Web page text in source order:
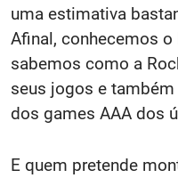
uma estimativa
Afinal, conhecemos o
sabemos como a
seus jogos e
dos games AAA dos
E quem pretende